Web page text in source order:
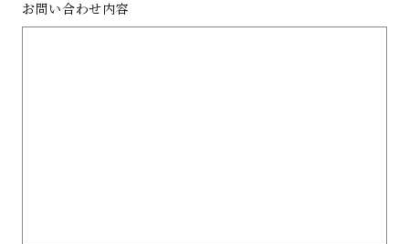
お問い合わせ内容